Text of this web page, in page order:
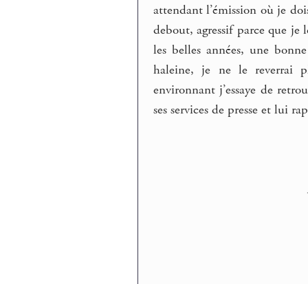
attendant l’émission où je
debout, agressif parce que je
les belles années, une
haleine, je ne le reverrai
environnant j’essaye de
ses services de presse et lui